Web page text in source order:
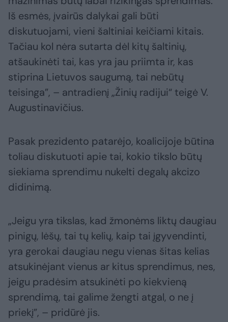
Iš esmės, įvairūs dalykai gali būti
diskutuojami, vieni šaltiniai keičiami kitais.
Tačiau kol nėra sutarta dėl kitų šaltinių,
atšaukinėti tai, kas yra jau priimta ir, kas
stiprina Lietuvos saugumą, tai nebūtų
teisinga”, – antradienį „Žinių radijui“ teigė V.
Augustinavičius.
Pasak prezidento patarėjo, koalicijoje būtina
toliau diskutuoti apie tai, kokio tikslo būtų
siekiama sprendimu nukelti degalų akcizo
didinimą.
„Jeigu yra tikslas, kad žmonėms liktų daugiau
pinigų, lėšų, tai tų kelių, kaip tai įgyvendinti,
yra gerokai daugiau negu vienas šitas kelias
atsukinėjant vienus ar kitus sprendimus, nes,
jeigu pradėsim atsukinėti po kiekvieną
sprendimą, tai galime žengti atgal, o ne į
priekį”, – pridūrė jis.